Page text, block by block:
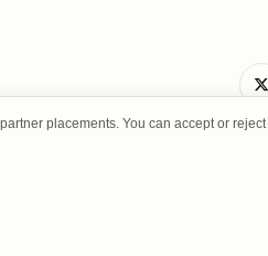
placements. You can accept or